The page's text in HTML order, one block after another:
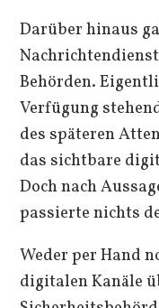
Darüber hinaus
Behörden.
Verfügung
des späteren
das sichtbare
Doch nach
passierte nichts
Weder per Hand
digitalen Kanäle